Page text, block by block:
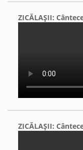
ZICĂLAŞII:
ZICĂLAŞII: